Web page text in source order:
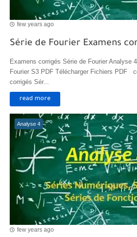
few years ago
Série de Fourier Examens
Examens corrigés Série de Fourier Analyse
Fourier S3 PDF Télécharger Fichiers PDF
corrigés Sér...
read more
Analyse 4
few years ago